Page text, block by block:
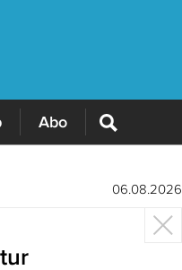
Abo
06.08.2026